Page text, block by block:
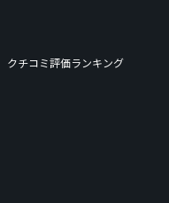
クチコミ評価ランキング